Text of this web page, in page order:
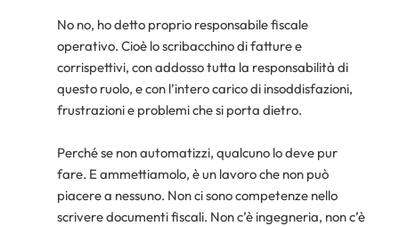
No no, ho detto proprio responsabile fiscale
operativo. Cioè lo scribacchino di fatture e
corrispettivi, con addosso tutta la responsabilità di
questo ruolo, e con l’intero carico di insoddisfazioni,
frustrazioni e problemi che si porta dietro.
Perché se non automatizzi, qualcuno lo deve pur
fare. E ammettiamolo, è un lavoro che non può
piacere a nessuno. Non ci sono competenze nello
scrivere documenti fiscali. Non c’è ingegneria, non c’è